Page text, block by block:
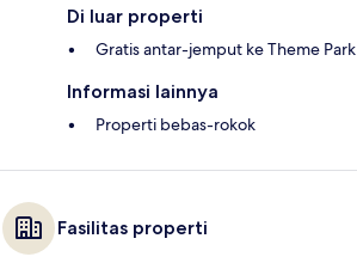
Di luar properti
Gratis antar-jemput ke Theme Park
Informasi lainnya
Properti bebas-rokok
Fasilitas properti